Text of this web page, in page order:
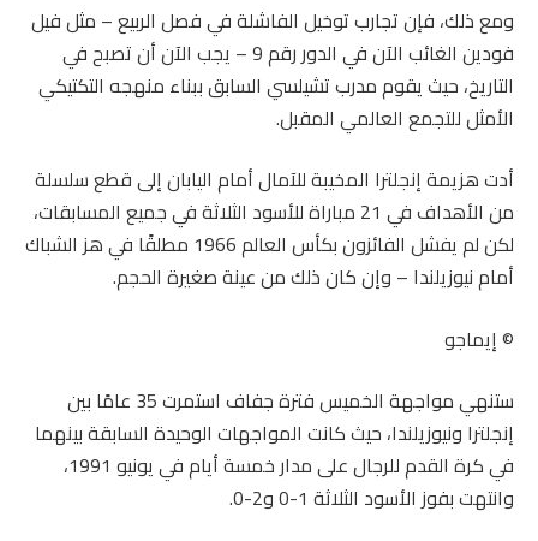
ومع ذلك، فإن تجارب توخيل الفاشلة في فصل الربيع – مثل فيل
فودين الغائب الآن في الدور رقم 9 – يجب الآن أن تصبح في
التاريخ، حيث يقوم مدرب تشيلسي السابق ببناء منهجه التكتيكي
الأمثل للتجمع العالمي المقبل.
أدت هزيمة إنجلترا المخيبة للآمال أمام اليابان إلى قطع سلسلة
من الأهداف في 21 مباراة للأسود الثلاثة في جميع المسابقات،
لكن لم يفشل الفائزون بكأس العالم 1966 مطلقًا في هز الشباك
أمام نيوزيلندا – وإن كان ذلك من عينة صغيرة الحجم.
© إيماجو
ستنهي مواجهة الخميس فترة جفاف استمرت 35 عامًا بين
إنجلترا ونيوزيلندا، حيث كانت المواجهات الوحيدة السابقة بينهما
في كرة القدم للرجال على مدار خمسة أيام في يونيو 1991،
وانتهت بفوز الأسود الثلاثة 1-0 و2-0.